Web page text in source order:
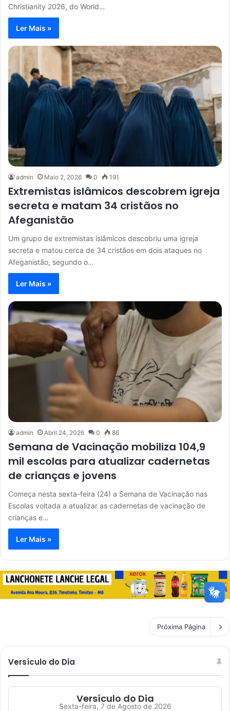
Christianity 2026, do World…
Ler Mais »
admin Maio 2, 2026 0 191
Extremistas islâmicos descobrem igreja
secreta e matam 34 cristãos no
Afeganistão
Um grupo de extremistas islâmicos descobriu uma igreja
secreta e matou cerca de 34 cristãos em dois ataques no
Afeganistão, segundo o…
Ler Mais »
admin Abril 24, 2026 0 86
Semana de Vacinação mobiliza 104,9
mil escolas para atualizar cadernetas
de crianças e jovens
Começa nesta sexta-feira (24) a Semana de Vacinação nas
Escolas voltada a atualizar as cadernetas de vacinação de
crianças e…
Ler Mais »
Próxima Página
Versículo do Dia
Versículo do Dia
Sexta-feira, 7 de Agosto de 2026